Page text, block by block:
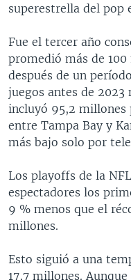
superestrella del pop
Fue el tercer año
promedió más de
después de un
juegos antes de 2023
incluyó 95,2 millones
entre Tampa Bay y
más bajo solo por
Los playoffs de la
espectadores los
9 % menos que el
millones.
Esto siguió a una
17,7 millones.